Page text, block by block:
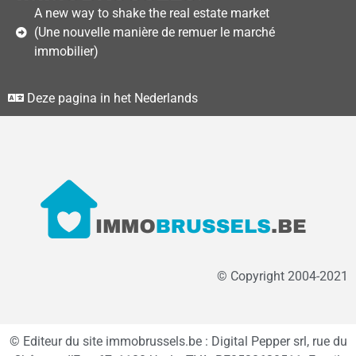
A new way to shake the real estate market
(Une nouvelle manière de remuer le marché
immobilier)
Deze pagina in het Nederlands
© Copyright 2004-2021
© Editeur du site immobrussels.be : Digital Pepper srl, rue du